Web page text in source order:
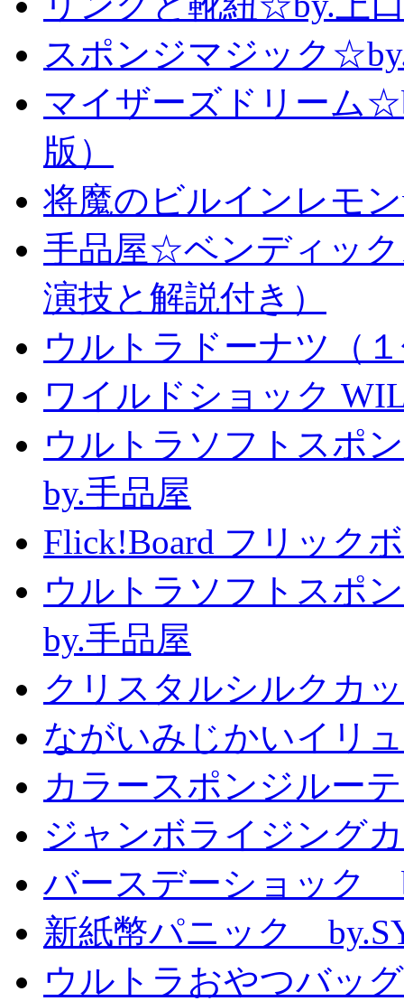
スポンジマジック
マイザーズドリーム
版）
将魔のビルインレモ
手品屋☆ベンディッ
演技と解説付き）
ウルトラドーナツ（
ワイルドショック
ウルトラソフトスポ
by.手品屋
Flick!Board フリック
ウルトラソフトスポ
by.手品屋
クリスタルシルクカ
ながいみじかいイリ
カラースポンジルー
ジャンボライジング
バースデーショック
新紙幣パニック
ウルトラおやつバッ